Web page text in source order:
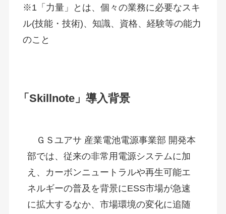
※1「力量」とは、個々の業務に必要なスキ
ル(技能・技術)、知識、資格、経験等の能力
のこと
「Skillnote」導入背景
ＧＳユアサ 産業電池電源事業部 開発本
部では、従来の非常用電源システムに加
え、カーボンニュートラルや再生可能エ
ネルギーの普及を背景にESS市場が急速
に拡大するなか、市場環境の変化に追随